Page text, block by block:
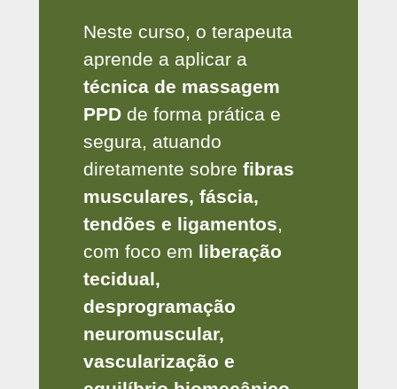
Neste curso, o terapeuta
aprende a aplicar a
técnica de massagem
PPD de forma prática e
segura, atuando
diretamente sobre fibras
musculares, fáscia,
tendões e ligamentos,
com foco em liberação
tecidual,
desprogramação
neuromuscular,
vascularização e